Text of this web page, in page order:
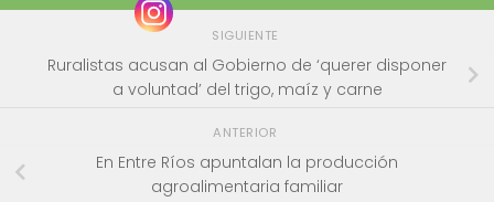
SIGUIENTE
Ruralistas acusan al Gobierno de ‘querer disponer
a voluntad’ del trigo, maíz y carne
ANTERIOR
En Entre Ríos apuntalan la producción
agroalimentaria familiar